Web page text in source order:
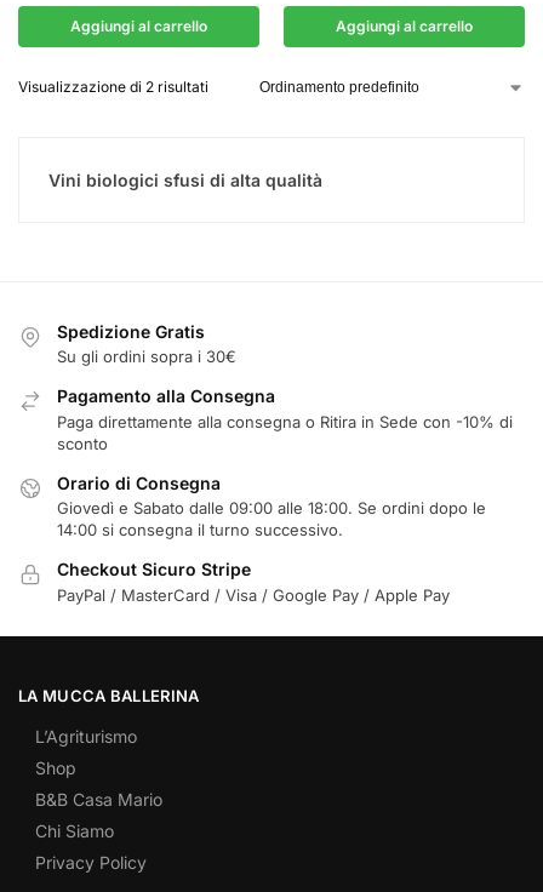
Aggiungi al carrello Aggiungi al carrello
Visualizzazione di 2 risultati
Vini biologici sfusi di alta qualità
Spedizione Gratis
Su gli ordini sopra i 30€
Pagamento alla Consegna
Paga direttamente alla consegna o Ritira in Sede con -10% di
sconto
Orario di Consegna
Giovedì e Sabato dalle 09:00 alle 18:00. Se ordini dopo le
14:00 si consegna il turno successivo.
Checkout Sicuro Stripe
PayPal / MasterCard / Visa / Google Pay / Apple Pay
LA MUCCA BALLERINA
L’Agriturismo
Shop
B&B Casa Mario
Chi Siamo
Privacy Policy